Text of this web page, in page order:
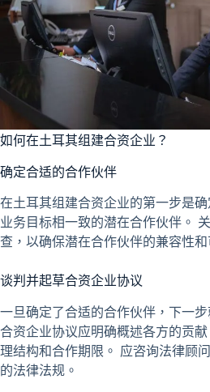
如何在土耳其组建合资企业？
确定合适的合作伙伴
在土耳其组建合资企业的第一步是
业务目标相一致的潜在合作伙伴。
查，以确保潜在合作伙伴的兼容性和
谈判并起草合资企业协议
一旦确定了合适的合作伙伴，下一
合资企业协议应明确概述各方的贡
理结构和合作期限。 应咨询法律顾
的法律法规。